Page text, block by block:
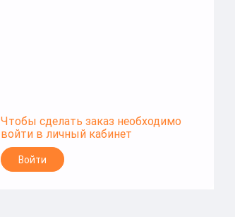
Чтобы сделать заказ необходимо
войти в личный кабинет
Войти